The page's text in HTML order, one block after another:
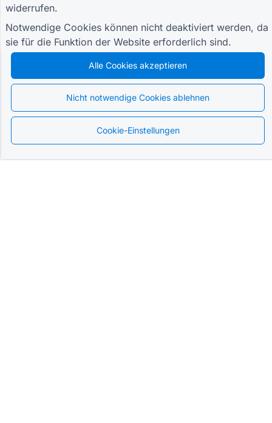
Anmeldeformular für Studierende
Werbeformular für Werbung
Formular zur Veranstaltungsbewertung
Gesundheitsformular
Formular für das Restaurant-Bestellsystem
Projektbewertungsformular für den Bau
Lieferantenbewertungsformular für Logistik
Serviceanfrageformular für Versorgungsunternehmen
Formular zur Kundenbindung
widerrufen.
Notwendige Cookies können nicht deaktiviert werden, da
sie für die Funktion der Website erforderlich sind.
Alle Cookies akzeptieren
Nicht notwendige Cookies ablehnen
Cookie-Einstellungen